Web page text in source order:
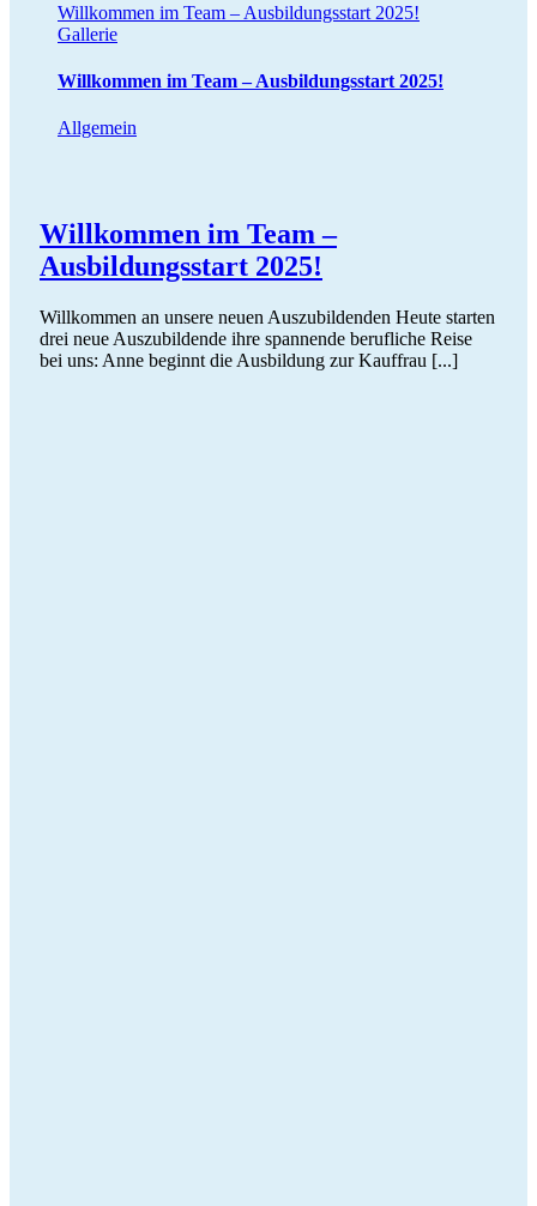
Willkommen im Team – Ausbildungsstart 2025!
Gallerie
Willkommen im Team – Ausbildungsstart 2025!
Allgemein
Willkommen im Team –
Ausbildungsstart 2025!
Willkommen an unsere neuen Auszubildenden Heute starten
drei neue Auszubildende ihre spannende berufliche Reise
bei uns: Anne beginnt die Ausbildung zur Kauffrau [...]